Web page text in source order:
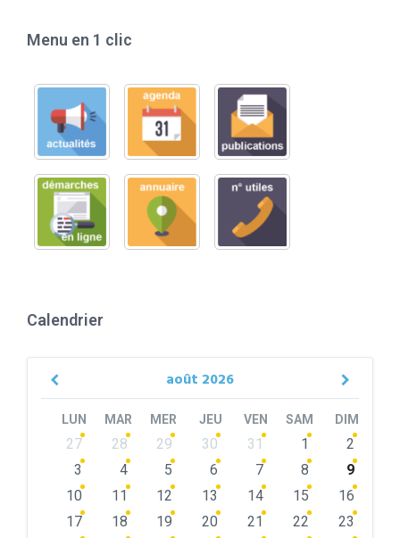
Menu en 1 clic
Calendrier
août 2026
Previous
LUN MAR MER JEU VEN SAM DIM
Skip
calendar
27 28 29 30 31 1
2
3
4 5 6 7 8
9
10
11 12 13 14 15
16
17
18 19 20 21 22
23